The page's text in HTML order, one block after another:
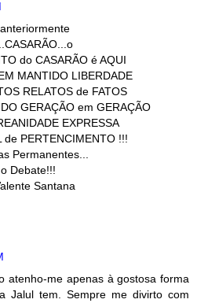
do CASARÃO é AQUI
MANTIDO LIBERDADE
RELATOS de FATOS
GERAÇÃO em GERAÇÃO
EXPRESSA
de PERTENCIMENTO !!!
Permanentes...
Debate!!!
Santana
atenho-me apenas à gostosa forma
Jalul tem. Sempre me divirto com